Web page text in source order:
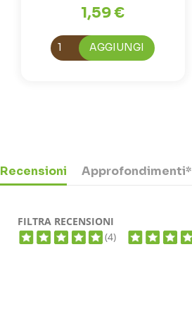
1,59 €
AGGIUNGI
Recensioni Approfondimenti*
FILTRA RECENSIONI
(4)